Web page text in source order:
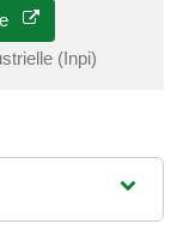
(Inpi)